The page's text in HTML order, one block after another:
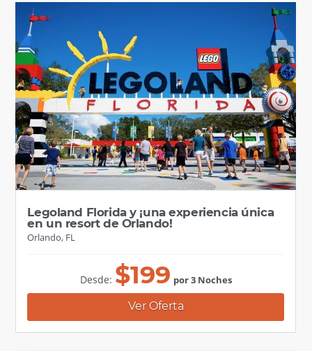
Legoland Florida y ¡una experiencia única
en un resort de Orlando!
Orlando, FL
Desde: $199 por 3 Noches
Ver Oferta